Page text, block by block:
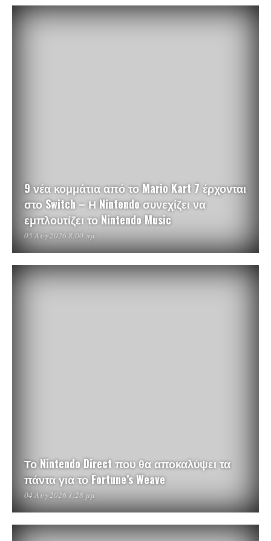
9 νέα κομμάτια από το Mario Kart 7 έρχονται
στο Switch – Η Nintendo συνεχίζει να
εμπλουτίζει το Nintendo Music
05 Αυγ 2026 8:00 πμ
Το Nintendo Direct που θα αποκαλύψει τα
πάντα για το Fortune’s Weave
04 Αυγ 2026 1:28 μμ